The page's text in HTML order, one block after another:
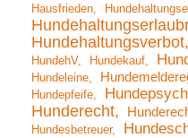
Hausfrieden
Hundehaltungsverbot
HundehV
Hundekauf
Hundeleine
Hundepfeife
Hunderecht
Hundesbetreuer